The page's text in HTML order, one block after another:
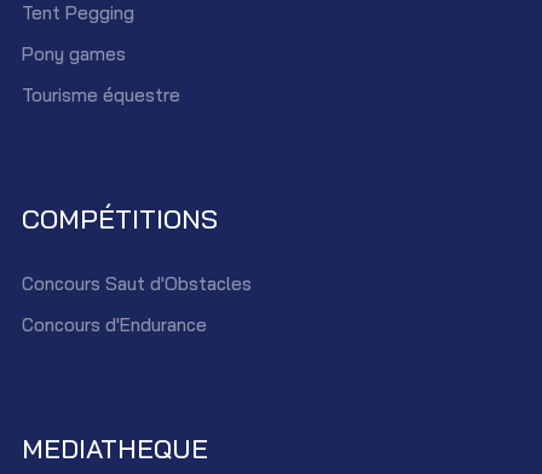
Tent Pegging
Pony games
Tourisme équestre
COMPÉTITIONS
Concours Saut d'Obstacles
Concours d'Endurance
MEDIATHEQUE